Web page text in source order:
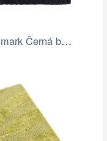
Zone Denmark Černá bavlněná koupelnová…